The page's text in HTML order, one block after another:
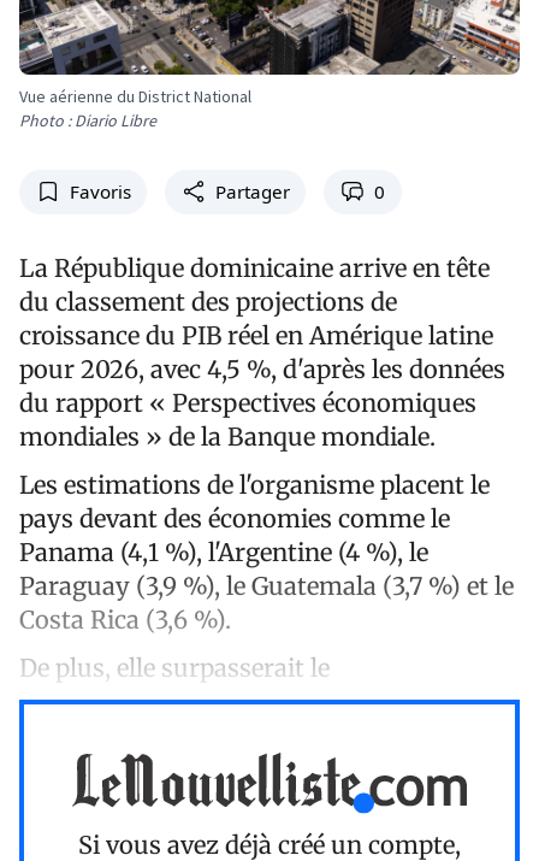
Vue aérienne du District National
Photo : Diario Libre
Favoris Partager 0
La République dominicaine arrive en tête
du classement des projections de
croissance du PIB réel en Amérique latine
pour 2026, avec 4,5 %, d'après les données
du rapport « Perspectives économiques
mondiales » de la Banque mondiale.
Les estimations de l'organisme placent le
pays devant des économies comme le
Panama (4,1 %), l'Argentine (4 %), le
Paraguay (3,9 %), le Guatemala (3,7 %) et le
Costa Rica (3,6 %).
De plus, elle surpasserait le
Si vous avez déjà créé un compte,